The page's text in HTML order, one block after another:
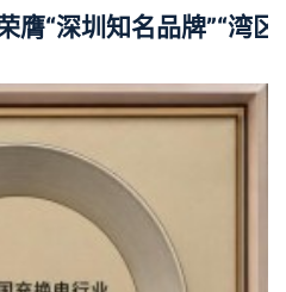
膺“深圳知名品牌”“湾